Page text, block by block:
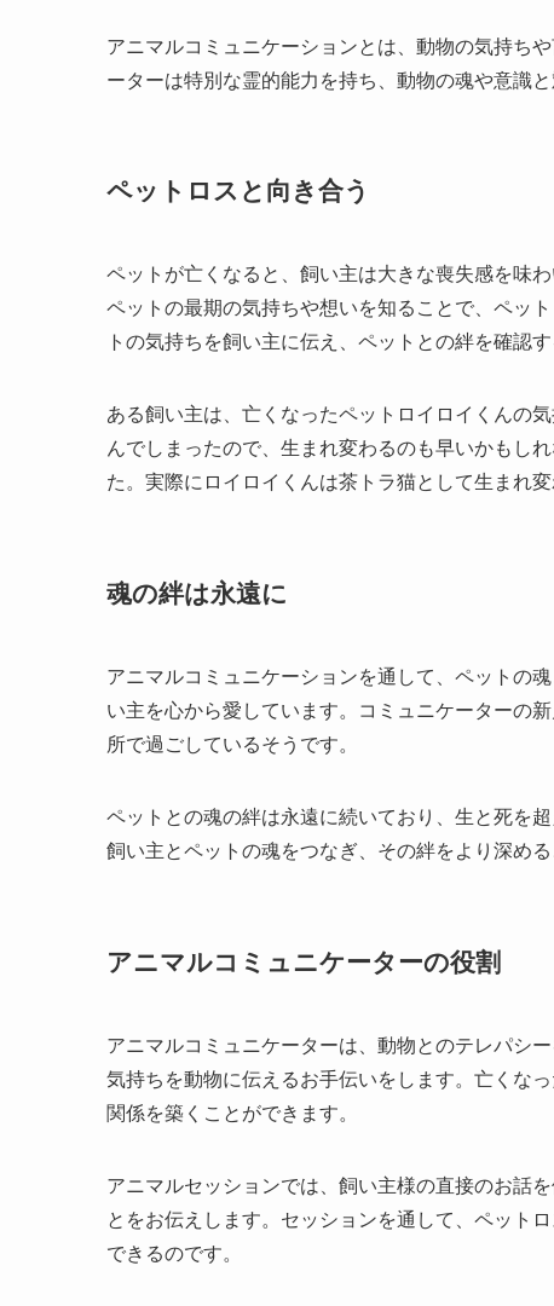
アニマルコミュニケーションとは、動物の気持ち
ーターは特別な霊的能力を持ち、動物の魂や意識と
ペットロスと向き合う
ペットが亡くなると、飼い主は大きな喪失感を味
ペットの最期の気持ちや想いを知ることで、ペッ
トの気持ちを飼い主に伝え、ペットとの絆を確認
ある飼い主は、亡くなったペットロイロイくんの
んでしまったので、生まれ変わるのも早いかもし
た。実際にロイロイくんは茶トラ猫として生まれ
魂の絆は永遠に
アニマルコミュニケーションを通して、ペットの
い主を心から愛しています。コミュニケーターの
所で過ごしているそうです。
ペットとの魂の絆は永遠に続いており、生と死を
飼い主とペットの魂をつなぎ、その絆をより深め
アニマルコミュニケーターの役割
アニマルコミュニケーターは、動物とのテレパシ
気持ちを動物に伝えるお手伝いをします。亡くな
関係を築くことができます。
アニマルセッションでは、飼い主様の直接のお話
とをお伝えします。セッションを通して、ペット
できるのです。